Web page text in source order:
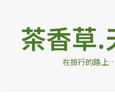
茶香草.
在旅行的路上